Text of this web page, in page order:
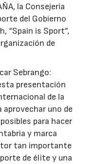
la Consejería
del Gobierno
“Spain is Sport”,
de
Sebrango:
presentación
de la
aprovechar uno de
para hacer
y marca
tan importante
de élite y una